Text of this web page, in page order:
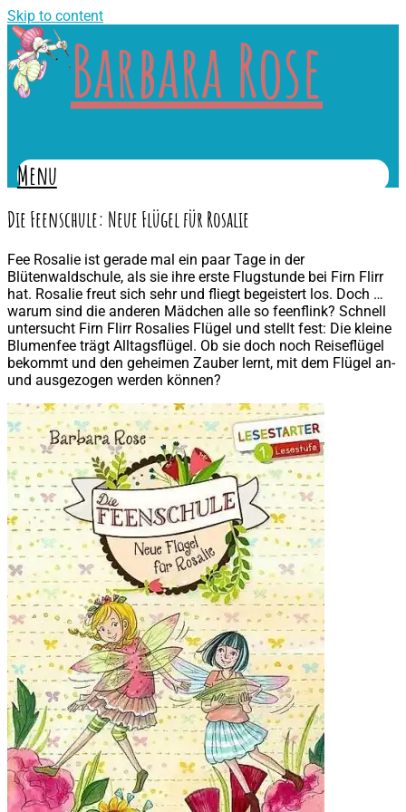
Skip to content
Barbara Rose
Menu
Die Feenschule: Neue Flügel für Rosalie
Fee Rosalie ist gerade mal ein paar Tage in der
Blütenwaldschule, als sie ihre erste Flugstunde bei Firn Flirr
hat. Rosalie freut sich sehr und fliegt begeistert los. Doch …
warum sind die anderen Mädchen alle so feenflink? Schnell
untersucht Firn Flirr Rosalies Flügel und stellt fest: Die kleine
Blumenfee trägt Alltagsflügel. Ob sie doch noch Reiseflügel
bekommt und den geheimen Zauber lernt, mit dem Flügel an-
und ausgezogen werden können?